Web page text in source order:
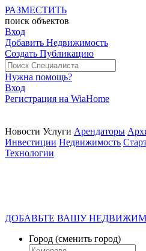
РАЗМЕСТИТЬ
поиск объектов
Вход
Добавить Недвижимость
Создать Публикацию
Нужна помощь?
Вход
Регистрация на WiaHome
Новости Услуги Арендаторы
Инвестиции Недвижимость
Технологии
ДОБАВЬТЕ ВАШУ
Город (сменить город)